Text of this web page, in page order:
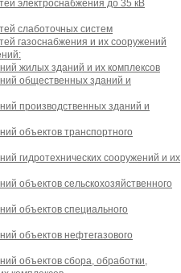
электроснабжения до 35 кВ
слаботочных систем
газоснабжения и их сооружений
жилых зданий и их комплексов
общественных зданий и
производственных зданий и
объектов транспортного
гидротехнических сооружений и их
объектов сельскохозяйственного
объектов специального
объектов нефтегазового
объектов сбора, обработки,